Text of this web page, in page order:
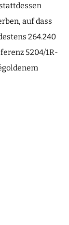
auf dass
264.240
5204/1R-